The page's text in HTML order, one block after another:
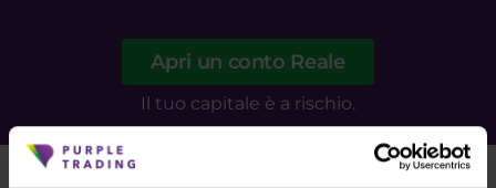
Apri un conto Reale
Il tuo capitale è a rischio.